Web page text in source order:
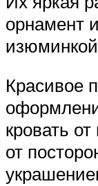
орнамент
Красивое
кровать
от